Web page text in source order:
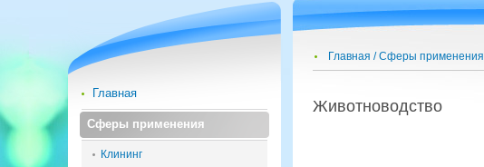
Главная Сферы применения
Жи­вот­но­вод­ство
Главная
Сферы применения
Клининг